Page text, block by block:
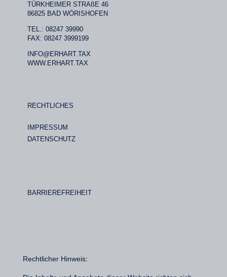
TÜRKHEIMER STRAßE 46
86825 BAD WÖRISHOFEN
TEL.: 08247 39990
FAX: 08247 3999199
INFO@ERHART.TAX
WWW.ERHART.TAX
RECHTLICHES
IMPRESSUM
DATENSCHUTZ
BARRIEREFREIHEIT
Rechtlicher Hinweis: